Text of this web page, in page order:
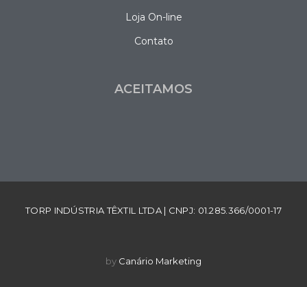
Loja On-line
Contato
ACEITAMOS
TORP INDÚSTRIA TÊXTIL LTDA | CNPJ: 01.285.366/0001-17
by Canário Marketing